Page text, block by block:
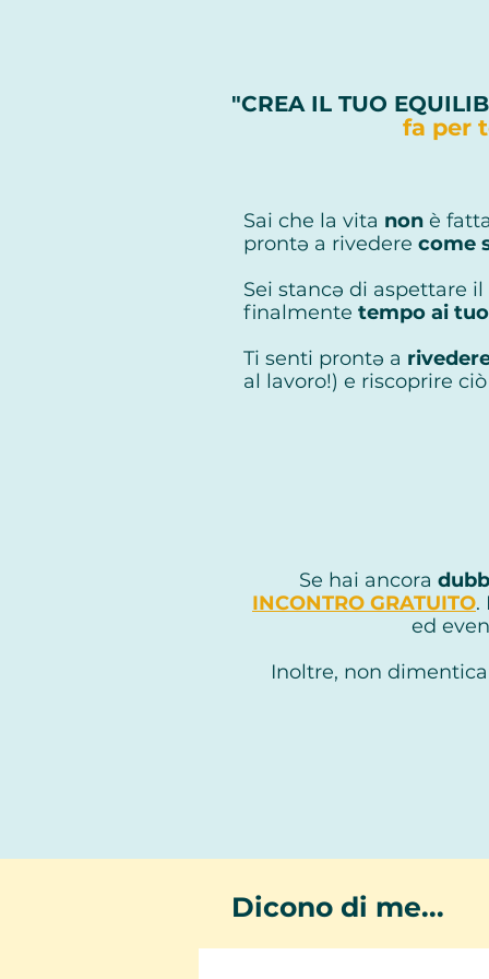
"CREA IL TUO
fa per
Sai che la vita non è
prontə a rivedere come
Sei stancə di aspettare il
finalmente tempo ai
Ti senti prontə a
al lavoro!) e riscoprire
Se hai ancora
INCONTRO GRATUITO.
ed
Inoltre, non
Dicono di me...